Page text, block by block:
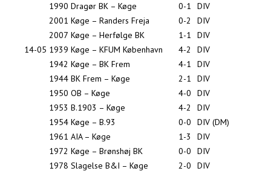
1990 Dragør BK – Køge 0-1
DIV
2001 Køge – Randers Freja 0-2
DIV
2007 Køge – Herfølge BK 1-1
DIV
14-05 1939 Køge – KFUM København 4-2
DIV
1942 Køge – BK Frem 4-1
DIV
1944 BK Frem – Køge 2-1
DIV
1950 OB – Køge 4-0
DIV
1953 B.1903 – Køge 4-2
DIV
1954 Køge – B.93 0-0
DIV (DM)
1961 AIA – Køge 1-3
DIV
1972 Køge – Brønshøj BK 0-0
DIV
1978 Slagelse B&I – Køge 2-0
DIV